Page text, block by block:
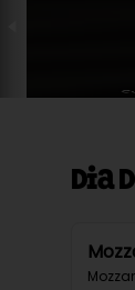
Dia